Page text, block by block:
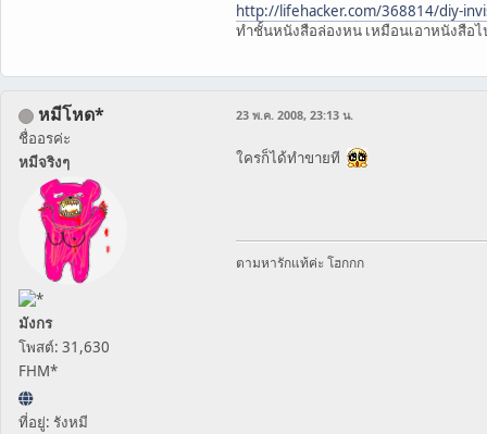
http://lifehacker.com/368814/diy-
ทำชั้นหนังสือล่องหน เหมือนเอาหนังสือไ
หมีโหด*
ชื่ออรค่ะ
หมีจริงๆ
มังกร
โพสต์: 31,630
FHM*
ที่อยู่: รังหมี
23 พ.ค. 2008, 23:13 น.
ใครก็ได้ทำขายที
ตามหารักแท้ค่ะ โฮกกก